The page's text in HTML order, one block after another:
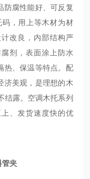
防腐性能好、可反复
，用上等木材为材
改良，内部结构严
剂，表面涂上防水
热、保温等特点。配
济美观，是理想的木
结露。空调木托系列
、发货速度快的优
管夹